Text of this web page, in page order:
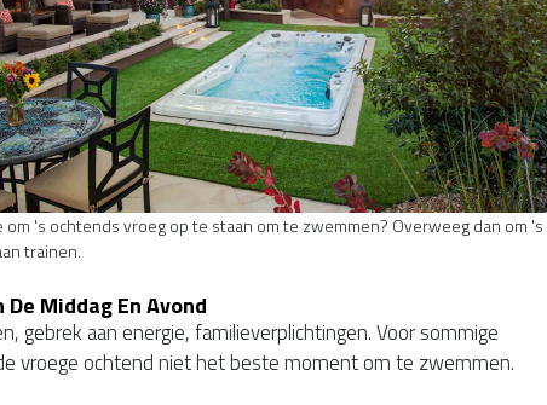
om 's ochtends vroeg op te staan om te zwemmen? Overweeg dan om 's
trainen.
Middag En Avond
gebrek aan energie, familieverplichtingen. Voor sommige
vroege ochtend niet het beste moment om te zwemmen.